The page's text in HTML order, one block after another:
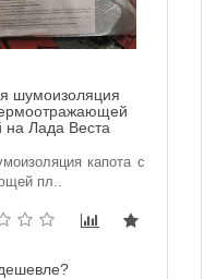
шумоизоляция
на Лада Веста
капота с
пл..